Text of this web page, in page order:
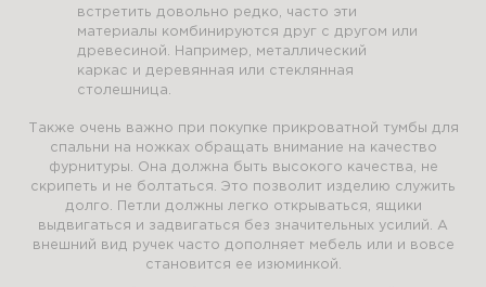
встретить довольно редко, часто эти
материалы комбинируются друг с другом или
древесиной. Например, металлический
каркас и деревянная или стеклянная
столешница.
Также очень важно при покупке прикроватной тумбы для
спальни на ножках обращать внимание на качество
фурнитуры. Она должна быть высокого качества, не
скрипеть и не болтаться. Это позволит изделию служить
долго. Петли должны легко открываться, ящики
выдвигаться и задвигаться без значительных усилий. А
внешний вид ручек часто дополняет мебель или и вовсе
становится ее изюминкой.